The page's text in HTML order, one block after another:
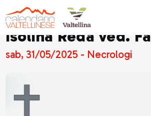
Isolina Reda ved.
sab, 31/05/2025 - Necrologi